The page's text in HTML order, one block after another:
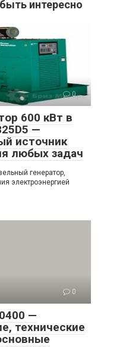
интересно
0
600 кВт в
—
источник
любых задач
генератор,
электроэнергией
0
—
технические